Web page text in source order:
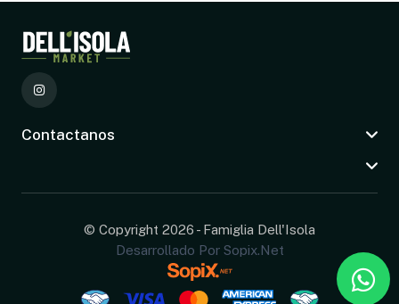
Contactanos
© Copyright 2026 - Famiglia Dell'Isola
Desarrollado Por Sopix.net